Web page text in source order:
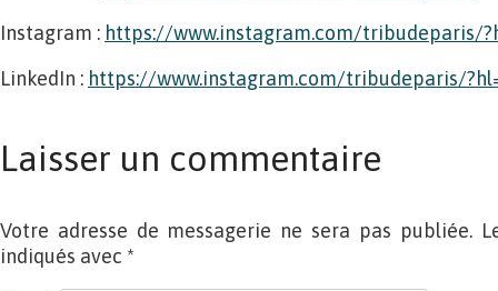
Instagram : https://www.instagram.com/tribudeparis/
LinkedIn : https://www.instagram.com/tribudeparis/
Laisser un commentaire
Votre adresse de messagerie ne sera pas publiée.
indiqués avec *